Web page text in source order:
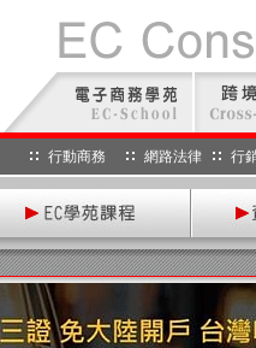
行動商務 網路法律 行